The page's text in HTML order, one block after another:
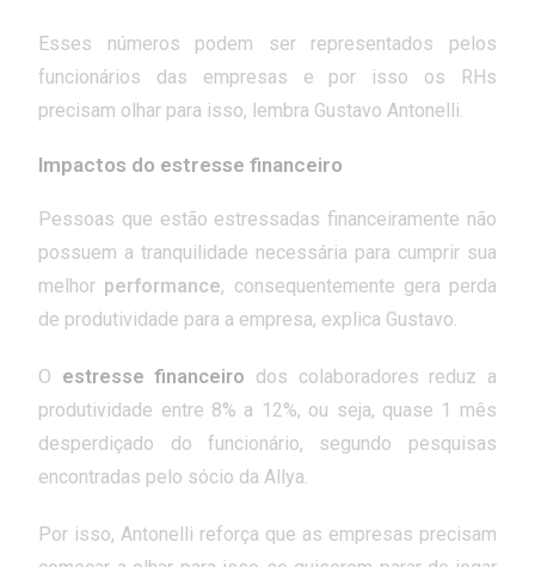
Esses números podem ser representados pelos
funcionários das empresas e por isso os RHs
precisam olhar para isso, lembra Gustavo Antonelli.
Impactos do estresse financeiro
Pessoas que estão estressadas financeiramente não
possuem a tranquilidade necessária para cumprir sua
melhor performance, consequentemente gera perda
de produtividade para a empresa, explica Gustavo.
O estresse financeiro dos colaboradores reduz a
produtividade entre 8% a 12%, ou seja, quase 1 mês
desperdiçado do funcionário, segundo pesquisas
encontradas pelo sócio da Allya.
Por isso, Antonelli reforça que as empresas precisam